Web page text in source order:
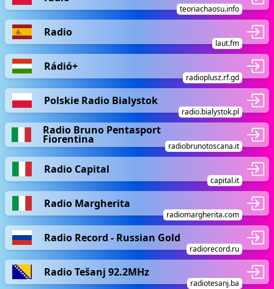
teoriachaosu.info
Radio
laut.fm
Rádió+
radioplusz.rf.gd
Polskie Radio Bialystok
radio.bialystok.pl
Radio Bruno Pentasport
Fiorentina
radiobrunotoscana.it
Radio Capital
capital.it
Radio Margherita
radiomargherita.com
Radio Record - Russian Gold
radiorecord.ru
Radio Tešanj 92.2MHz
radiotesanj.ba